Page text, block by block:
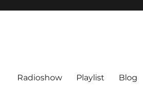
Radioshow Playlist Blog